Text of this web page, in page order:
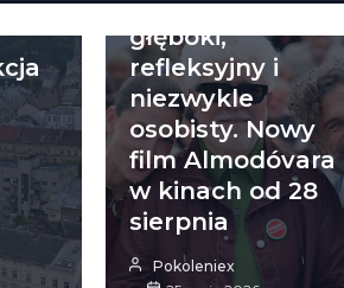
głęboki,
refleksyjny i
niezwykle
osobisty. Nowy
film Almodóvara
w kinach od 28
sierpnia
Pokoleniex
ŚWIAT
Nowa era
inżynierii